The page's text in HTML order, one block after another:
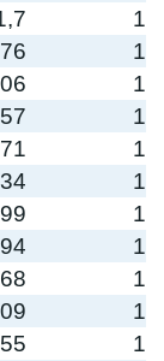
1
1
1
1
1
1
1
1
1
1
1